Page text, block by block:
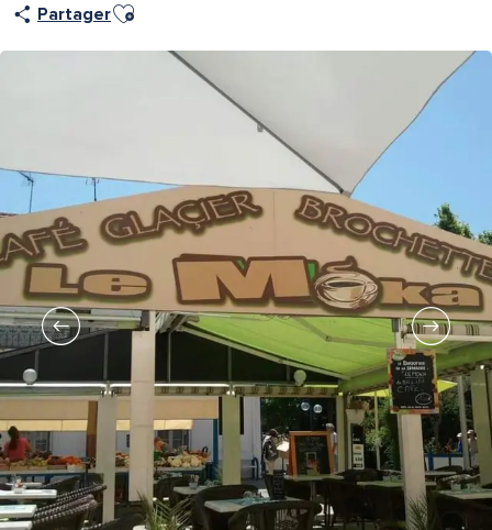
PartagerAjouter aux favoris